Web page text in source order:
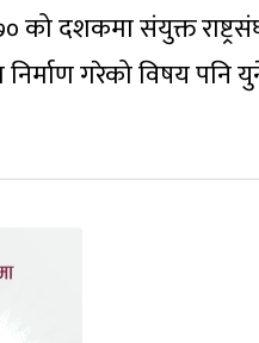
को दशकमा संयुक्त
गरेको विषय पनि